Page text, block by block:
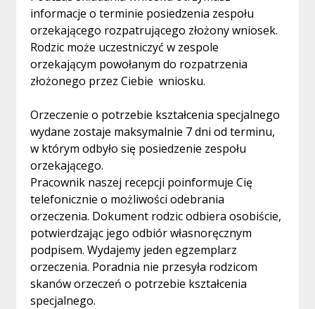
informacje o terminie posiedzenia zespołu
orzekającego rozpatrującego złożony wniosek.
Rodzic może uczestniczyć w zespole
orzekającym powołanym do rozpatrzenia
złożonego przez Ciebie wniosku.
Orzeczenie o potrzebie kształcenia specjalnego
wydane zostaje maksymalnie 7 dni od terminu,
w którym odbyło się posiedzenie zespołu
orzekającego.
Pracownik naszej recepcji poinformuje Cię
telefonicznie o możliwości odebrania
orzeczenia. Dokument rodzic odbiera osobiście,
potwierdzając jego odbiór własnoręcznym
podpisem. Wydajemy jeden egzemplarz
orzeczenia. Poradnia nie przesyła rodzicom
skanów orzeczeń o potrzebie kształcenia
specjalnego.